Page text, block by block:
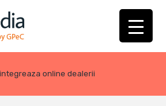
online dealerii